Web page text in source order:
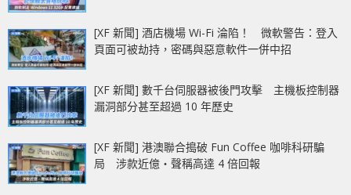
[XF 新聞] 酒店機場 Wi-Fi 淪陷！ 微軟警告：登入
頁面可被劫持，密碼與惡意軟件一併中招
[XF 新聞] 數千台伺服器被後門攻擊 主機板控制器
漏洞部分甚至超過 10 年歷史
[XF 新聞] 港澳聯合搗破 Fun Coffee 咖啡科研騙
局 涉款近億‧聲稱高達 4 倍回報